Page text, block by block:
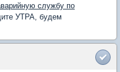
службу по
УТРА, будем